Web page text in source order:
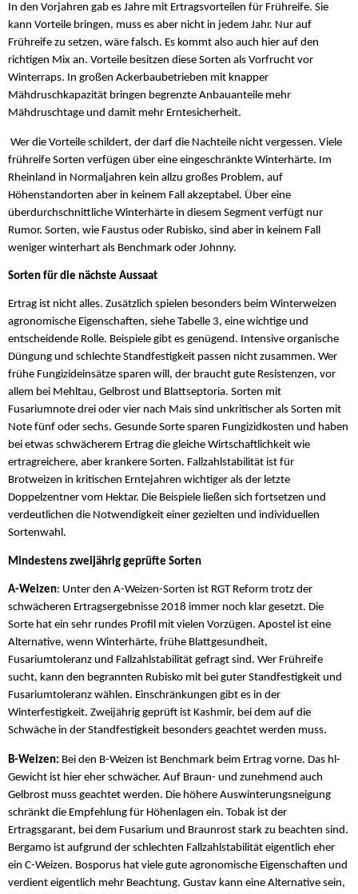
In den Vorjahren gab es Jahre mit Ertragsvorteilen für Frühreife. Sie
kann Vorteile bringen, muss es aber nicht in jedem Jahr. Nur auf
Frühreife zu setzen, wäre falsch. Es kommt also auch hier auf den
richtigen Mix an. Vorteile besitzen diese Sorten als Vorfrucht vor
Winterraps. In großen Ackerbaubetrieben mit knapper
Mähdruschkapazität bringen begrenzte Anbauanteile mehr
Mähdruschtage und damit mehr Erntesicherheit.
Wer die Vorteile schildert, der darf die Nachteile nicht vergessen. Viele
frühreife Sorten verfügen über eine eingeschränkte Winterhärte. Im
Rheinland in Normaljahren kein allzu großes Problem, auf
Höhenstandorten aber in keinem Fall akzeptabel. Über eine
überdurchschnittliche Winterhärte in diesem Segment verfügt nur
Rumor. Sorten, wie Faustus oder Rubisko, sind aber in keinem Fall
weniger winterhart als Benchmark oder Johnny.
Sorten für die nächste Aussaat
Ertrag ist nicht alles. Zusätzlich spielen besonders beim Winterweizen
agronomische Eigenschaften, siehe Tabelle 3, eine wichtige und
entscheidende Rolle. Beispiele gibt es genügend. Intensive organische
Düngung und schlechte Standfestigkeit passen nicht zusammen. Wer
frühe Fungizideinsätze sparen will, der braucht gute Resistenzen, vor
allem bei Mehltau, Gelbrost und Blattseptoria. Sorten mit
Fusariumnote drei oder vier nach Mais sind unkritischer als Sorten mit
Note fünf oder sechs. Gesunde Sorte sparen Fungizidkosten und haben
bei etwas schwächerem Ertrag die gleiche Wirtschaftlichkeit wie
ertragreichere, aber krankere Sorten. Fallzahlstabilität ist für
Brotweizen in kritischen Erntejahren wichtiger als der letzte
Doppelzentner vom Hektar. Die Beispiele ließen sich fortsetzen und
verdeutlichen die Notwendigkeit einer gezielten und individuellen
Sortenwahl.
Mindestens zweijährig geprüfte Sorten
A-Weizen: Unter den A-Weizen-Sorten ist RGT Reform trotz der
schwächeren Ertragsergebnisse 2018 immer noch klar gesetzt. Die
Sorte hat ein sehr rundes Profil mit vielen Vorzügen. Apostel ist eine
Alternative, wenn Winterhärte, frühe Blattgesundheit,
Fusariumtoleranz und Fallzahlstabilität gefragt sind. Wer Frühreife
sucht, kann den begrannten Rubisko mit bei guter Standfestigkeit und
Fusariumtoleranz wählen. Einschränkungen gibt es in der
Winterfestigkeit. Zweijährig geprüft ist Kashmir, bei dem auf die
Schwäche in der Standfestigkeit besonders geachtet werden muss.
B-Weizen: Bei den B-Weizen ist Benchmark beim Ertrag vorne. Das hl-
Gewicht ist hier eher schwächer. Auf Braun- und zunehmend auch
Gelbrost muss geachtet werden. Die höhere Auswinterungsneigung
schränkt die Empfehlung für Höhenlagen ein. Tobak ist der
Ertragsgarant, bei dem Fusarium und Braunrost stark zu beachten sind.
Bergamo ist aufgrund der schlechten Fallzahlstabilität eigentlich eher
ein C-Weizen. Bosporus hat viele gute agronomische Eigenschaften und
verdient eigentlich mehr Beachtung. Gustav kann eine Alternative sein,